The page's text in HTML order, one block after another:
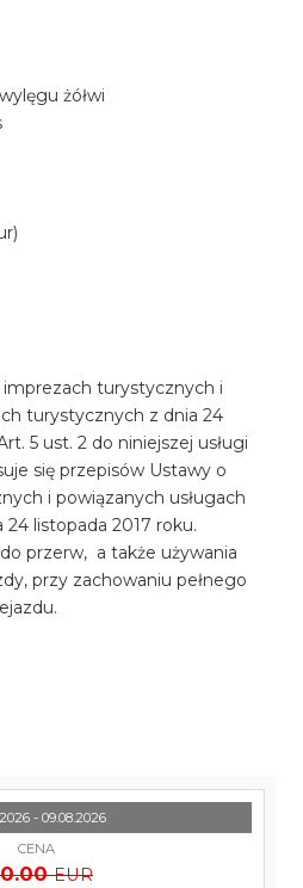
żółwi
turystycznych i
turystycznych z dnia 24
5 ust. 2 do niniejszej usługi
się przepisów Ustawy o
i powiązanych usługach
listopada 2017 roku.
przerw, a także używania
przy zachowaniu pełnego
- 09.08.2026
CENA
EUR